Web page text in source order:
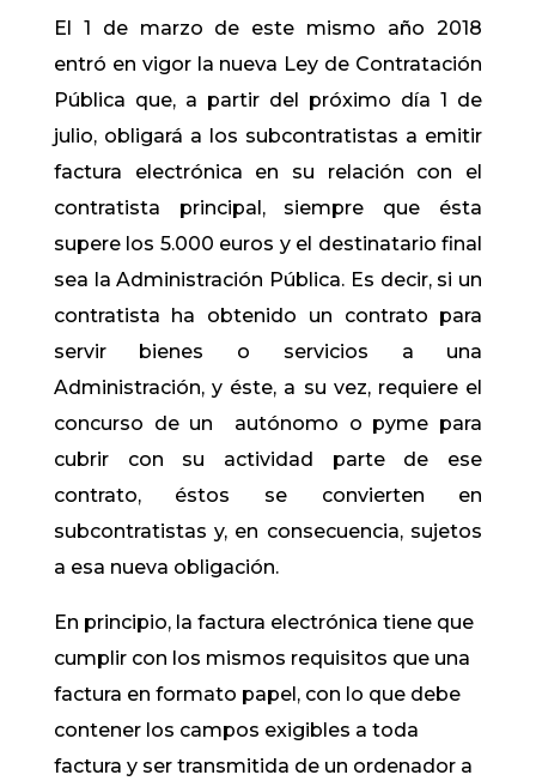
El 1 de marzo de este mismo año 2018
entró en vigor la nueva Ley de Contratación
Pública que, a partir del próximo día 1 de
julio, obligará a los subcontratistas a emitir
factura electrónica en su relación con el
contratista principal, siempre que ésta
supere los 5.000 euros y el destinatario final
sea la Administración Pública. Es decir, si un
contratista ha obtenido un contrato para
servir bienes o servicios a una
Administración, y éste, a su vez, requiere el
concurso de un autónomo o pyme para
cubrir con su actividad parte de ese
contrato, éstos se convierten en
subcontratistas y, en consecuencia, sujetos
a esa nueva obligación.
En principio, la factura electrónica tiene que
cumplir con los mismos requisitos que una
factura en formato papel, con lo que debe
contener los campos exigibles a toda
factura y ser transmitida de un ordenador a